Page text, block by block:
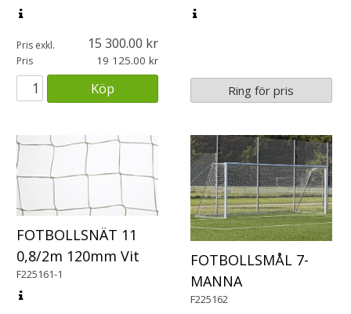
Pris exkl. 15 300.00
Pris 19 125.00
Köp Ring för pris
FOTBOLLSNÄT 11
0,8/2m 120mm Vit
F225161-1
FOTBOLLSMÅL 7-
MANNA
F225162